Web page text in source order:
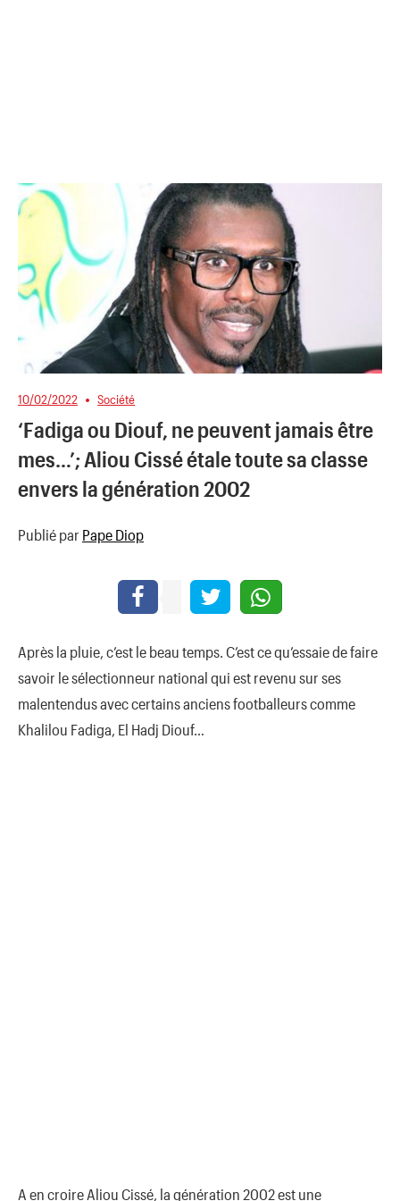
10/02/2022 Société
‘Fadiga ou Diouf, ne peuvent jamais être
mes…’; Aliou Cissé étale toute sa classe
envers la génération 2002
Publié par Pape Diop
Après la pluie, c’est le beau temps. C’est ce qu’essaie de faire
savoir le sélectionneur national qui est revenu sur ses
malentendus avec certains anciens footballeurs comme
Khalilou Fadiga, El Hadj Diouf…
A en croire Aliou Cissé, la génération 2002 est une